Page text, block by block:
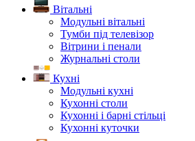
Вітальні
Модульні вітальні
Тумби під телевізор
Вітрини і пенали
Журнальні столи
Кухні
Модульні кухні
Кухонні столи
Кухонні і барні стільці
Кухонні куточки